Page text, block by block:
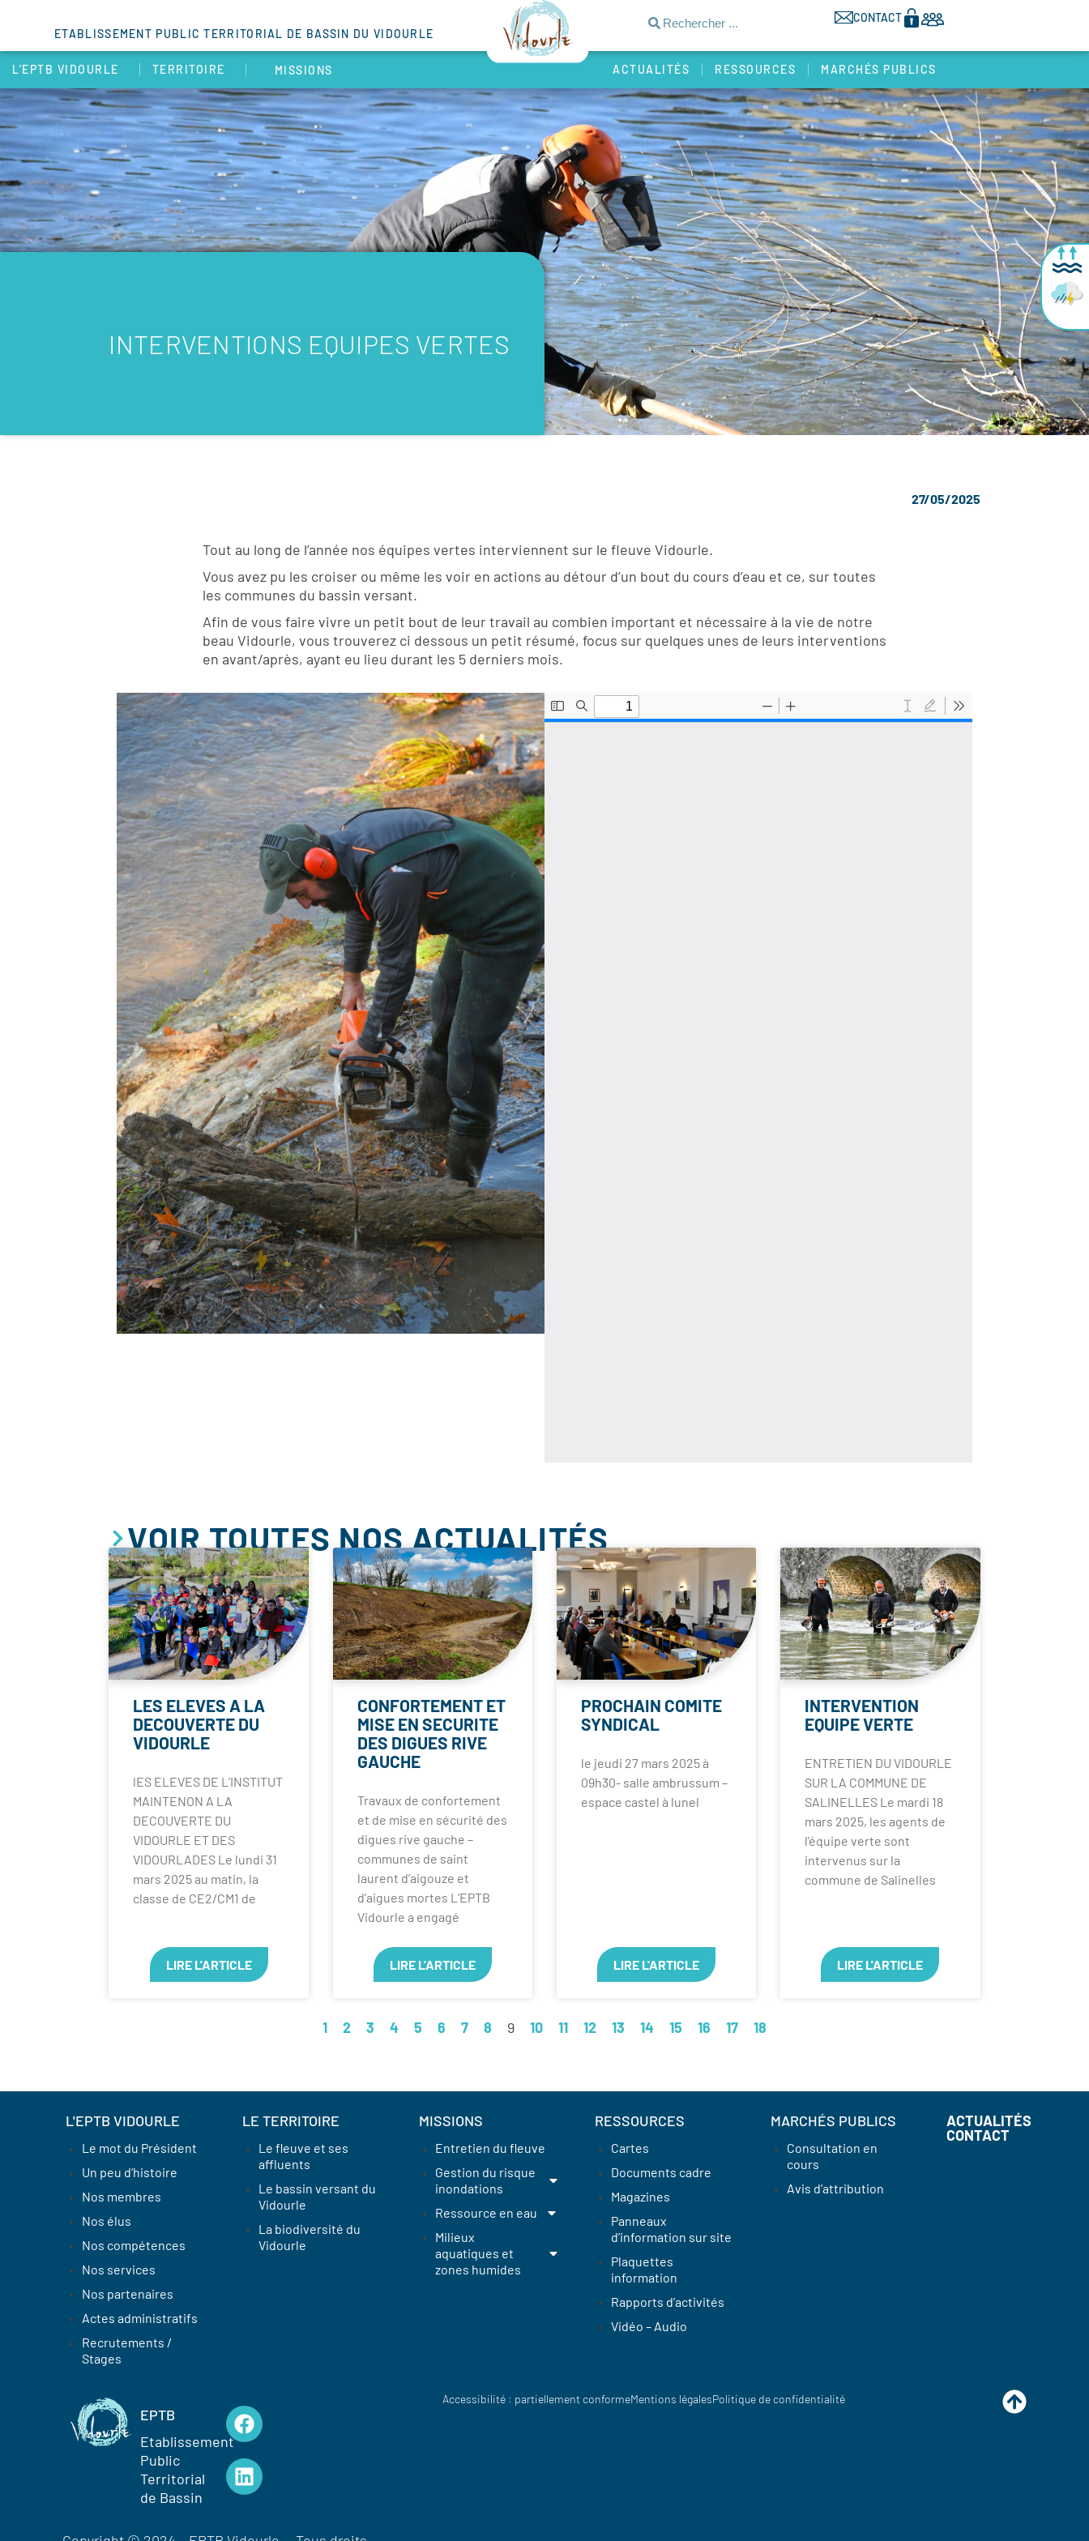
ETABLISSEMENT PUBLIC TERRITORIAL DE BASSIN DU VIDOURLE
CONTACT
L’EPTB VIDOURLE TERRITOIRE MISSIONS ACTUALITÉS RESSOURCES MARCHÉS PUBLICS
INTERVENTIONS EQUIPES VERTES
27/05/2025
Tout au long de l’année nos équipes vertes interviennent sur le fleuve Vidourle.
Vous avez pu les croiser ou même les voir en actions au détour d’un bout du cours d’eau et ce, sur toutes
les communes du bassin versant.
Afin de vous faire vivre un petit bout de leur travail au combien important et nécessaire à la vie de notre
beau Vidourle, vous trouverez ci dessous un petit résumé, focus sur quelques unes de leurs interventions
en avant/après, ayant eu lieu durant les 5 derniers mois.
VOIR TOUTES NOS ACTUALITÉS
LES ELEVES A LA
DECOUVERTE DU
VIDOURLE
lES ELEVES DE L’INSTITUT
MAINTENON A LA
DECOUVERTE DU
VIDOURLE ET DES
VIDOURLADES Le lundi 31
mars 2025 au matin, la
classe de CE2/CM1 de
LIRE L'ARTICLE
CONFORTEMENT ET
MISE EN SECURITE
DES DIGUES RIVE
GAUCHE
Travaux de confortement
et de mise en sécurité des
digues rive gauche –
communes de saint
laurent d’aigouze et
d’aigues mortes L’EPTB
Vidourle a engagé
LIRE L'ARTICLE
PROCHAIN COMITE
SYNDICAL
le jeudi 27 mars 2025 à
09h30- salle ambrussum –
espace castel à lunel
LIRE L'ARTICLE
INTERVENTION
EQUIPE VERTE
ENTRETIEN DU VIDOURLE
SUR LA COMMUNE DE
SALINELLES Le mardi 18
mars 2025, les agents de
l’équipe verte sont
intervenus sur la
commune de Salinelles
LIRE L'ARTICLE
1 2 3 4 5 6 7 8 9 10 11 12 13 14 15 16 17 18
L'EPTB VIDOURLE
Le mot du Président
Un peu d’histoire
Nos membres
Nos élus
Nos compétences
Nos services
Nos partenaires
Actes administratifs
Recrutements /
Stages
LE TERRITOIRE
Le fleuve et ses
affluents
Le bassin versant du
Vidourle
La biodiversité du
Vidourle
MISSIONS
Entretien du fleuve
Gestion du risque
inondations
Ressource en eau
Milieux
aquatiques et
zones humides
RESSOURCES
Cartes
Documents cadre
Magazines
Panneaux
d’information sur site
Plaquettes
information
Rapports d’activités
Vidéo – Audio
MARCHÉS PUBLICS
Consultation en
cours
Avis d’attribution
ACTUALITÉS
CONTACT
EPTB
Etablissement
Public
Territorial
de Bassin
Accessibilité : partiellement conformeMentions légalesPolitique de confidentialité